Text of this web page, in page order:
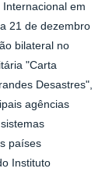
em
21 de dezembro
bilateral no
"Carta
Desastres",
agências
países
Instituto